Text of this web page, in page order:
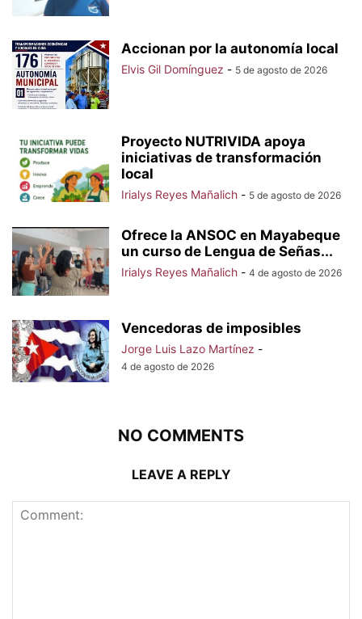
Accionan por la autonomía local
Elvis Gil Domínguez - 5 de agosto de 2026
Proyecto NUTRIVIDA apoya
iniciativas de transformación
local
Irialys Reyes Mañalich - 5 de agosto de 2026
Ofrece la ANSOC en Mayabeque
un curso de Lengua de Señas...
Irialys Reyes Mañalich - 4 de agosto de 2026
Vencedoras de imposibles
Jorge Luis Lazo Martínez -
4 de agosto de 2026
NO COMMENTS
LEAVE A REPLY